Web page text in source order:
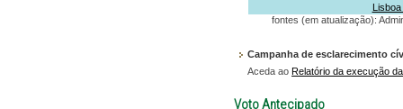
fontes (em atualização):
Lisboa
Campanha de esclarecimento
Aceda aoRelatório da execução
Voto Antecipado